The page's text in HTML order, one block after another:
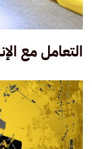
التعامل مع